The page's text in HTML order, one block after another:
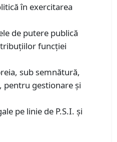
în exercitarea
de putere publică
funcţiei
sub semnătură,
gestionare şi
pe linie de P.S.I. şi